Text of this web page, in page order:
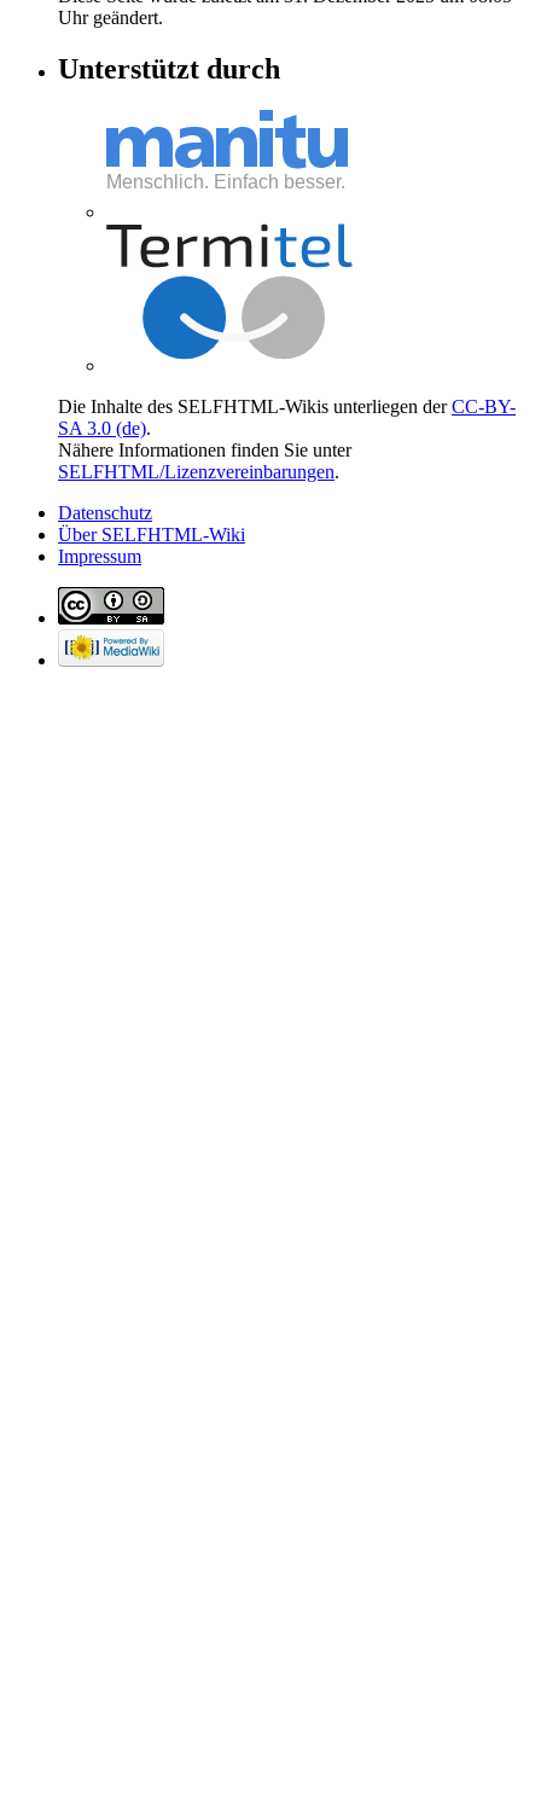
Uhr geändert.
Unterstützt durch
Die Inhalte des SELFHTML-Wikis unterliegen derCC-BY-
SA 3.0 (de).
Nähere Informationen finden Sie unter
SELFHTML/Lizenzvereinbarungen.
Datenschutz
Über SELFHTML-Wiki
Impressum